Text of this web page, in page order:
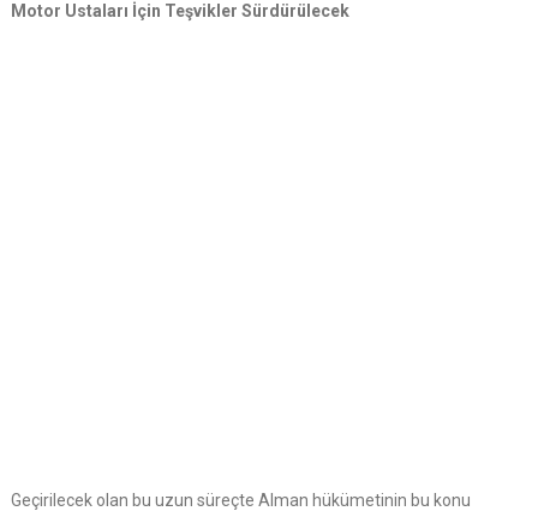
Motor Ustaları İçin Teşvikler Sürdürülecek
Geçirilecek olan bu uzun süreçte Alman hükümetinin bu konu